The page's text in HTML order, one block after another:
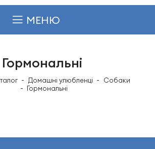
МЕНЮ
Гормональні
Домашні улюбленці
Собаки
Гормональні